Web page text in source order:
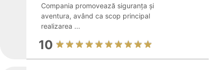
Compania promovează siguranța și
aventura, având ca scop principal
realizarea ...
10